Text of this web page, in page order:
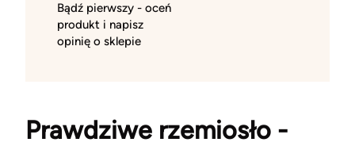
Bądź pierwszy - oceń
produkt i napisz
opinię o sklepie
Prawdziwe rzemiosło -